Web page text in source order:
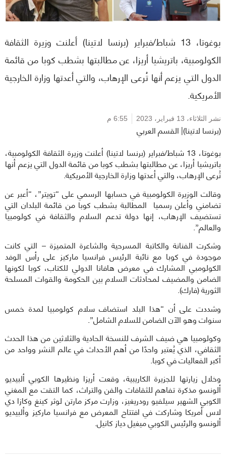
بوغوتا، 13 شباط/فبراير (برنسا لاتينا) أعلنت وزيرة الثقافة
الكولومبية، باتريشيا أريزا، عن مطالبتها بشطب كوبا من قائمة
الدول التي يزعم أنها تُرعى الإرهاب، والتي أعدتها وزارة الخارجية
الأمريكية.
نشر الثلاثاء، 13 فبراير، 2023 6:55 م
(برنسا لاتينا)| القسم العربي
بوغوتا، 13 شباط/فبراير (برنسا لاتينا) أعلنت وزيرة الثقافة الكولومبية،
باتريشيا أريزا، عن مطالبتها بشطب كوبا من قائمة الدول التي يزعم أنها
تُرعى الإرهاب، والتي أعدتها وزارة الخارجية الأمريكية.
وقالت الوزيرة الكولومبية في حسابها الرسمي على “تويتر”، “أعبر عن
تضامني وأعلن رسميا المطالبة بشطب كوبا من قائمة البلدان التي
تستضيف الإرهاب، إنها دولة تدعم السلام والثقافة في كولومبيا
والعالم”.
وشكرت الفنانة والكاتبة المسرحية والشاعرة المتميزة – التي كانت
موجودة في كوبا مع نائبة الرئيس فرانسيا ماركيز على رأس الوفد
الكولومبي المشارك في معرض هافانا الدولي للكتاب، كوبا لكونها
الضامن والمضيف لمحادثات السلام بين الحكومة والقوات المسلحة
الثورية (فارك).
وشددت على أن “هذا البلد استضاف سلام كولومبيا لمدة خمس
سنوات وهو الآن الضامن للسلام الشامل”.
وكولومبيا هي ضيف الشرف للنسخة الحادية والثلاثين من هذا الحدث
الثقافي، الذي يُعتبر واحدًا من أهم الأحداث في عالم النشر وواحد من
أكبر الفعاليات في كوبا.
وخلال زيارتها للجزيرة الكاريبية، وقعت أريزا ونظيرها الكوبي ألبيديو
ألونسو مذكرة تفاهم للثقافات والفن والتراث، كما التقت مع المغني
الكوبي الشهير سيلفيو رودريغيز، وزارت مركز مارتن لوثر كينغ وكازا دي
لاس أمريكا وشاركت في افتتاح المعرض مع فرانسيا ماركيز وألبيديو
ألونسو والرئيس الكوبي ميغيل دياز كانيل.